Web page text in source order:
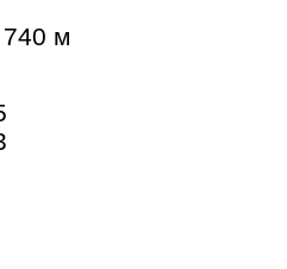
740 м